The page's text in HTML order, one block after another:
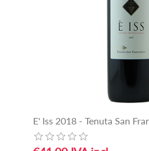
E' Iss 2018 - Tenuta San